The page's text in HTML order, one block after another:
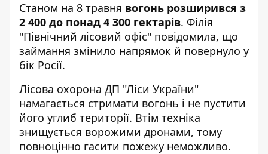
Станом на 8 травня вогонь розширився з
2 400 до понад 4 300 гектарів. Філія
"Північний лісовий офіс" повідомила, що
займання змінило напрямок й повернуло у
бік Росії.
Лісова охорона ДП "Ліси України"
намагається стримати вогонь і не пустити
його углиб території. Втім техніка
знищується ворожими дронами, тому
повноцінно гасити пожежу неможливо.